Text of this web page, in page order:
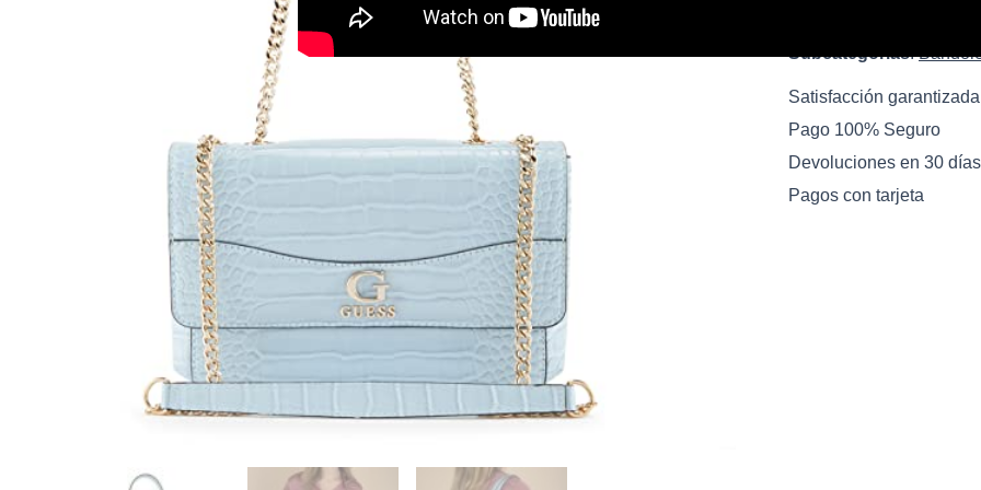
Subcategorias:
Satisfacción garantizada
Pago 100% Seguro
Devoluciones en 30 días
Pagos con tarjeta